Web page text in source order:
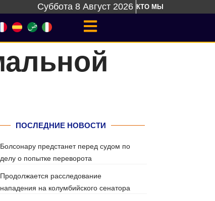
Суббота 8 Август 2026 КТО МЫ
ПОСЛЕДНИЕ НОВОСТИ
Болсонару предстанет перед судом по
делу о попытке переворота
Продолжается расследование
нападения на колумбийского сенатора